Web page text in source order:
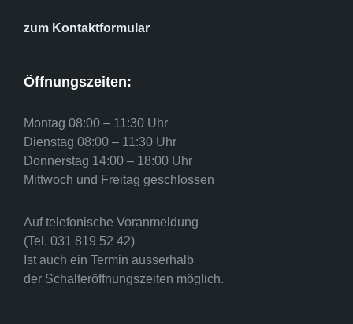
zum Kontaktformular
Öffnungszeiten:
Montag 08:00 – 11:30 Uhr
Dienstag 08:00 – 11:30 Uhr
Donnerstag 14:00 – 18:00 Uhr
Mittwoch und Freitag geschlossen
Auf telefonische Voranmeldung
(Tel. 031 819 52 42)
Ist auch ein Termin ausserhalb
der Schalteröffnungszeiten möglich.